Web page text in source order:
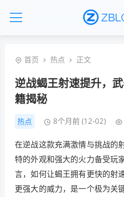
首页 热点 正文
逆战蝎王射速提升，
籍揭秘
热点 8个月前 (12-02)
在逆战这款充满激情与挑战的
特的外观和强大的火力备受玩
言，如何让蝎王拥有更快的射
更强大的威力，是一个极为关